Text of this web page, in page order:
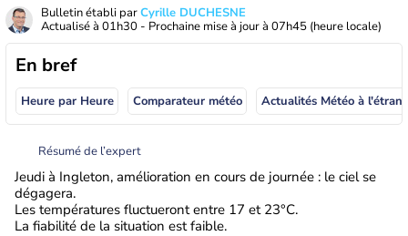
Bulletin établi parCyrille DUCHESNE
Actualisé à 01h30 - Prochaine mise à jour à 07h45 (heure locale)
En bref
Heure par Heure Comparateur météo
Résumé de l’expert
Jeudi à Ingleton, amélioration en cours de journée : le ciel se
dégagera.
Les températures fluctueront entre 17 et 23°C.
La fiabilité de la situation est faible.